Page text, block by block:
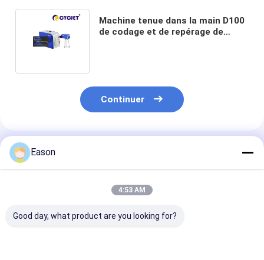
Machine tenue dans la main D100
de codage et de repérage de
Continuer
Produits Recommandés
Eason
4:53 AM
Good day, what product are you looking for?